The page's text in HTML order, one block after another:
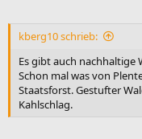
kberg10 schrieb:
Es gibt auch
Schon mal was von
Staatsforst. Gestufter
Kahlschlag.